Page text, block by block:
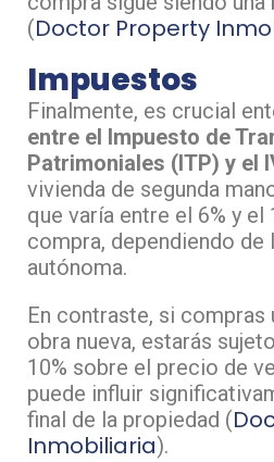
(Doctor Property
Impuestos
Finalmente, es crucial
entre el Impuesto de
Patrimoniales (ITP) y el
vivienda de segunda
que varía entre el 6% y
compra, dependiendo de
autónoma.
En contraste, si compras
obra nueva, estarás
10% sobre el precio de
puede influir
final de la propiedad​ (
Inmobiliaria)​.